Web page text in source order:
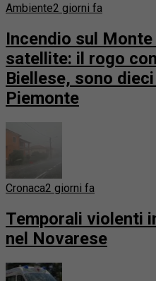
Ambiente2 giorni fa
Incendio sul
satellite: il rogo
Biellese, sono
Piemonte
Cronaca2 giorni fa
Temporali violenti
nel Novarese